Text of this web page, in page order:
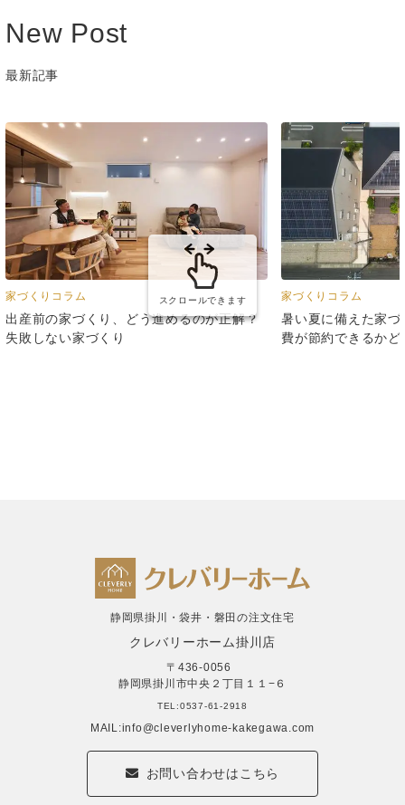
New Post
最新記事
家づくりコラム
出産前の家づくり、どう進めるのが正解？
失敗しない家づくり
家づくりコラム
暑い夏に備えた家
費が節約できるかど
スクロールできます
静岡県掛川・袋井・磐田の注文住宅
クレバリーホーム掛川店
〒436-0056
静岡県掛川市中央２丁目１１−６
TEL:0537-61-2918
MAIL:info@cleverlyhome-kakegawa.com
お問い合わせはこちら